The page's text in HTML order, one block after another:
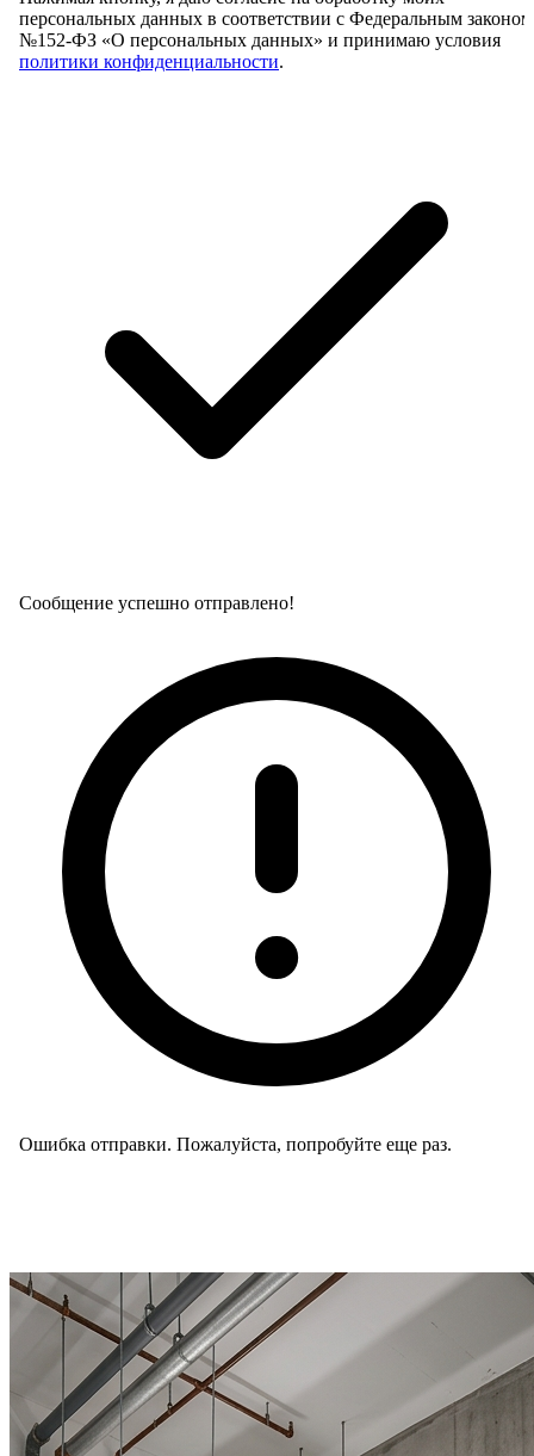
персональных данных в соответствии с Федеральным законом
№152-ФЗ «О персональных данных» и принимаю условия
политики конфиденциальности.
Сообщение успешно отправлено!
Ошибка отправки. Пожалуйста, попробуйте еще раз.